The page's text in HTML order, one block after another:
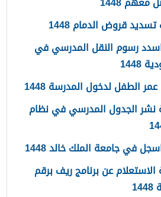
قروض الدمام 1448
رسوم النقل المدرسي في
1448
الطفل لدخول المدرسة 1448
نشر الجدول المدرسي في نظام
في جامعة الملك خالد 1448
عن برنامج ريف برقم